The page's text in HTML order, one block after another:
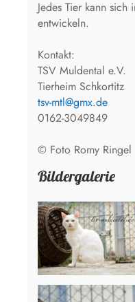
Jedes Tier kann sich
entwickeln.
Kontakt:
TSV Muldental e.V.
Tierheim Schkortitz
tsv-mtl@gmx.de
0162-3049849
© Foto Romy Ringel
Bildergalerie